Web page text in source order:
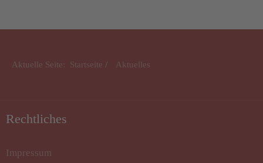
Aktuelle Seite: Startseite Aktuelles
Rechtliches
Impressum